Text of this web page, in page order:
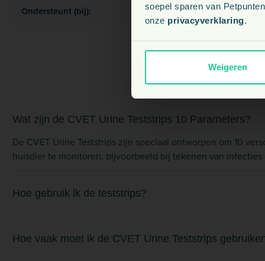
soepel sparen van
onze privacyverklaring.
Weigeren
Ondersteunt (bij):
Wat zijn de CVET Urine Teststrips 10 Parameters?
De CVET Urine Teststrips zijn speciaal ontworpen om 10
huisdier te monitoren, bijvoorbeeld bij tekenen van infecties
Hoe gebruik ik de teststrips?
Hoe vaak moet ik de CVET Urine Teststrips